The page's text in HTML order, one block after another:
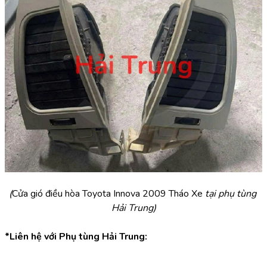
(Cửa gió điều hòa Toyota Innova 2009 Tháo Xe tại phụ tùng
Hải Trung)
*Liên hệ với Phụ tùng Hải Trung: